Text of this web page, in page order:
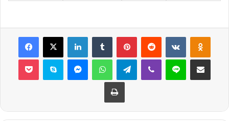
Facebook
X LinkedInTumblr PinterestReddit VKontakte
Pocket Skype MessengerWhatsAppTelegramViber Line E-Posta ile
Yazdır